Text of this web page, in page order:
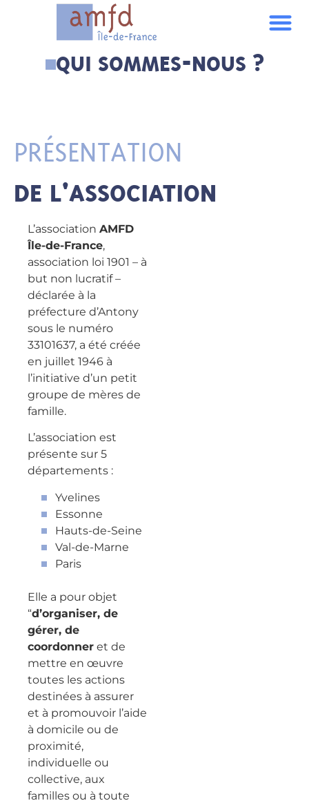
QUI SOMMES-NOUS ?
PRÉSENTATION
DE L'ASSOCIATION
L’association AMFD
Île-de-France,
association loi 1901 – à
but non lucratif –
déclarée à la
préfecture d’Antony
sous le numéro
33101637, a été créée
en juillet 1946 à
l’initiative d’un petit
groupe de mères de
famille.
L’association est
présente sur 5
départements :
Yvelines
Essonne
Hauts-de-Seine
Val-de-Marne
Paris
Elle a pour objet
“d’organiser, de
gérer, de
coordonner et de
mettre en œuvre
toutes les actions
destinées à assurer
et à promouvoir l’aide
à domicile ou de
proximité,
individuelle ou
collective, aux
familles ou à toute